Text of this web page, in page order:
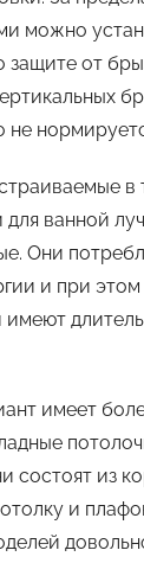
можно
защите от
не
в
для ванной
Они
и при этом
имеют
имеет
состоят из
и